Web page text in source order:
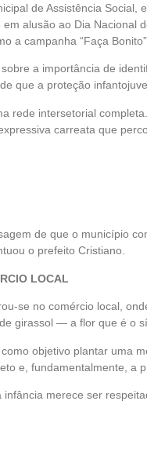
de Assistência
alusão ao Dia Nacional
a campanha “Faça Bonito”.
a importância de
que a proteção
rede intersetorial
carreata que
de que o município
o prefeito Cristiano.
LOCAL
se no comércio local,
girassol — a flor que é o
objetivo plantar uma
e, fundamentalmente, a
merece ser